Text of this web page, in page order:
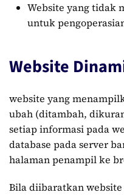
Website yang tidak
untuk
Website
website yang
ubah (ditambah,
setiap informasi pada
database pada server
halaman penampil ke
Bila diibaratkan